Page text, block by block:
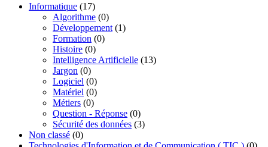
Informatique (17)
Algorithme (0)
Développement (1)
Formation (0)
Histoire (0)
Intelligence Artificielle (13)
Jargon (0)
Logiciel (0)
Matériel (0)
Métiers (0)
Question - Réponse (0)
Sécurité des données (3)
Non classé (0)